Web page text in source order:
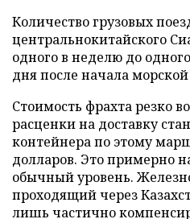
Количество грузовых
центральнокитайского
одного в неделю до
дня после начала
Стоимость фрахта резко
расценки на доставку
контейнера по этому
долларов. Это примерно
обычный уровень.
проходящий через
лишь частично